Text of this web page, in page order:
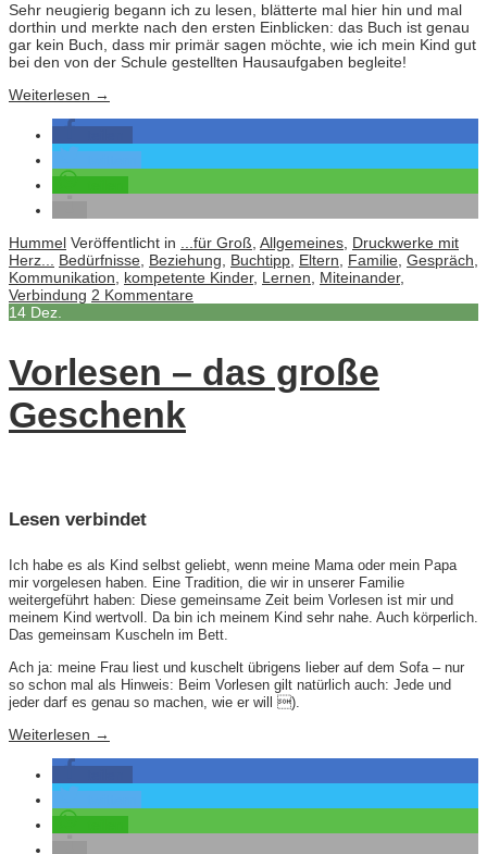
Sehr neugierig begann ich zu lesen, blätterte mal hier hin und mal
dorthin und merkte nach den ersten Einblicken: das Buch ist genau
gar kein Buch, dass mir primär sagen möchte, wie ich mein Kind gut
bei den von der Schule gestellten Hausaufgaben begleite!
Weiterlesen →
Hummel Veröffentlicht in ...für Groß, Allgemeines, Druckwerke mit
Herz... Bedürfnisse, Beziehung, Buchtipp, Eltern, Familie, Gespräch,
Kommunikation, kompetente Kinder, Lernen, Miteinander,
Verbindung 2 Kommentare
14 Dez.
Vorlesen – das große
Geschenk
Lesen verbindet
Ich habe es als Kind selbst geliebt, wenn meine Mama oder mein Papa
mir vorgelesen haben. Eine Tradition, die wir in unserer Familie
weitergeführt haben: Diese gemeinsame Zeit beim Vorlesen ist mir und
meinem Kind wertvoll. Da bin ich meinem Kind sehr nahe. Auch körperlich.
Das gemeinsam Kuscheln im Bett.
Ach ja: meine Frau liest und kuschelt übrigens lieber auf dem Sofa – nur
so schon mal als Hinweis: Beim Vorlesen gilt natürlich auch: Jede und
jeder darf es genau so machen, wie er will ).
Weiterlesen →